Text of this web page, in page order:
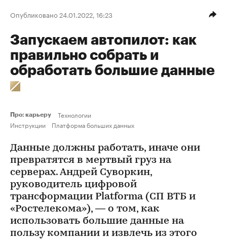
Опубликовано 24.01.2022, 16:23
Запускаем автопилот: как
правильно собрать и
обработать большие данные
Про: карьеру
Технологии
Инструкции
Платформа больших данных
Данные должны работать, иначе они
превратятся в мертвый груз на
серверах. Андрей Суворкин,
руководитель цифровой
трансформации Platforma (СП ВТБ и
«Ростелекома»), — о том, как
использовать большие данные на
пользу компании и извлечь из этого